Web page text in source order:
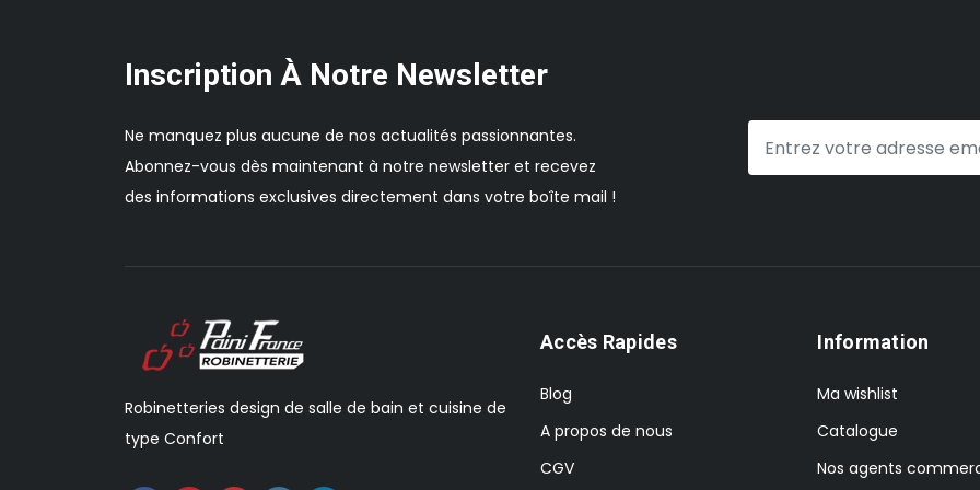
Inscription À Notre Newsletter
Ne manquez plus aucune de nos actualités passionnantes.
Abonnez-vous dès maintenant à notre newsletter et recevez
des informations exclusives directement dans votre boîte mail !
Robinetteries design de salle de bain et cuisine de
type Confort
Accès Rapides
Blog
A propos de nous
CGV
Information
Ma wishlist
Catalogue
Nos agents